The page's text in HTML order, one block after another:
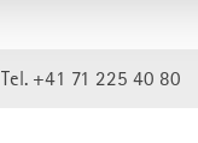
Tel. +41 71 225 40 80